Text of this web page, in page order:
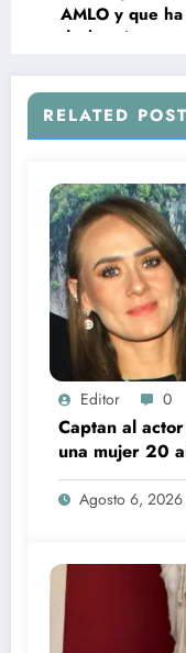
AMLO y que
declaraciones
RELATED
Editor 0
Captan al
una mujer 20
infidelidad a
Agosto 6, 2026